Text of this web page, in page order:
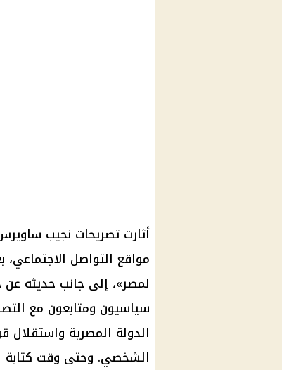
أثارت تصريحات نجيب
مواقع التواصل
لمصر»، إلى جانب حديثه
سياسيون ومتابعون مع
الدولة المصرية واستقلال
الشخصي. وحتى وقت كتابة